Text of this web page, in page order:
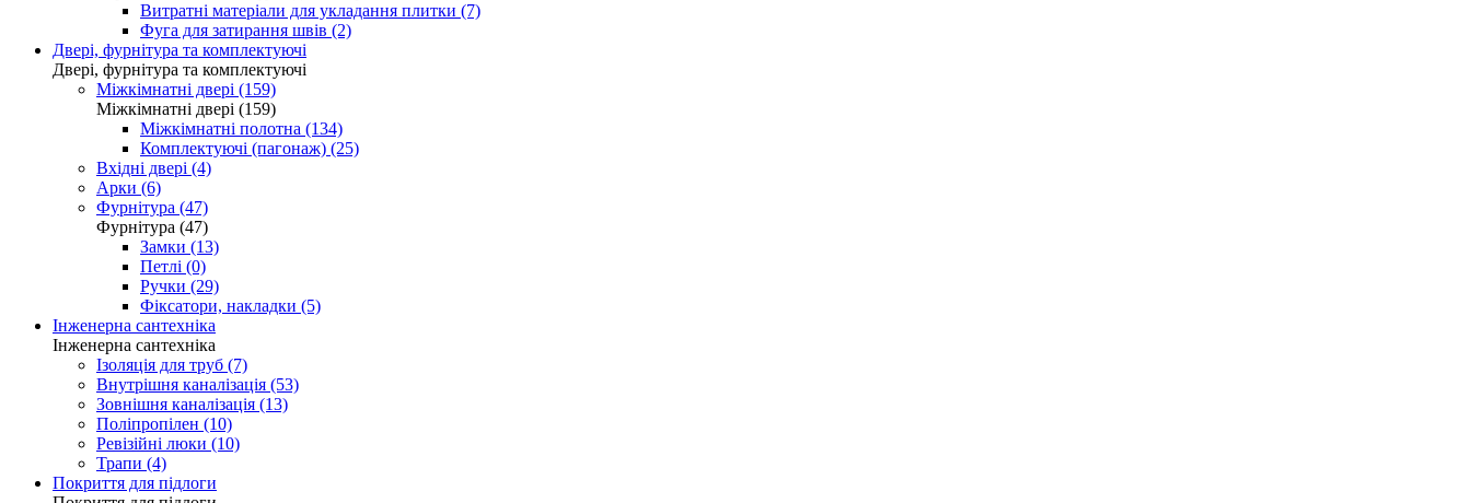
Витратні матеріали для укладання плитки (7)
Фуга для затирання швів (2)
Двері, фурнітура та комплектуючі
Двері, фурнітура та комплектуючі
Міжкімнатні двері (159)
Міжкімнатні двері (159)
Міжкімнатні полотна (134)
Комплектуючі (пагонаж) (25)
Вхідні двері (4)
Арки (6)
Фурнітура (47)
Фурнітура (47)
Замки (13)
Петлі (0)
Ручки (29)
Фіксатори, накладки (5)
Інженерна сантехніка
Інженерна сантехніка
Ізоляція для труб (7)
Внутрішня каналізація (53)
Зовнішня каналізація (13)
Поліпропілен (10)
Ревізійні люки (10)
Трапи (4)
Покриття для підлоги